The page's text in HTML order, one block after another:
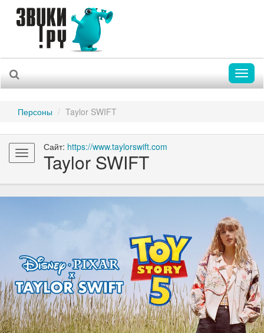
Персоны Taylor SWIFT
Toggle
navigation
Сайт: https://www.taylorswift.com
Taylor SWIFT